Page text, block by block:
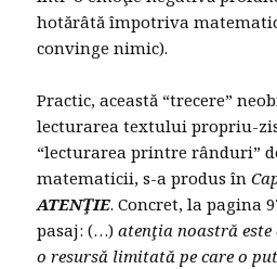
hotărâtă împotriva
convinge nimic).
Practic, această “trecere”
lecturarea textului propriu-
“lecturarea printre rânduri”
matematicii, s-a produs în
ATENŢIE. Concret, la pagina
pasaj: (…)atenţia noastră este
o resursă limitată pe care o